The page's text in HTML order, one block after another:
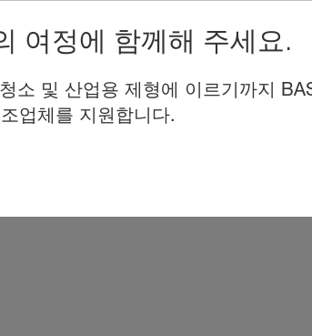
여정에 함께해 주세요.
소 및 산업용 제형에 이르기까지
업체를 지원합니다.